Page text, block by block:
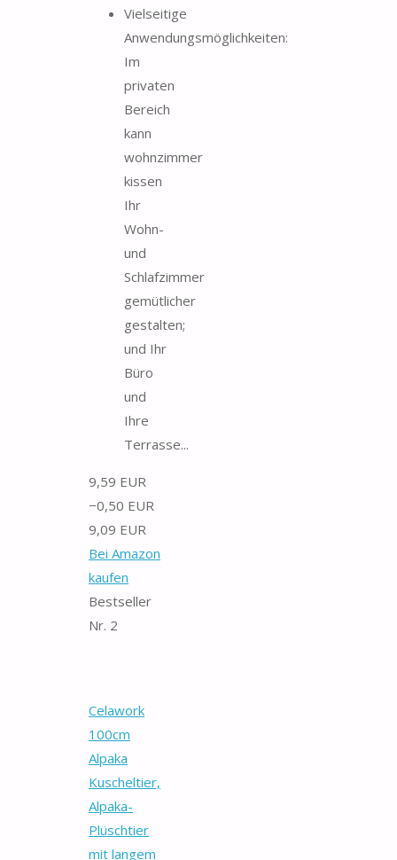
Vielseitige
Anwendungsmöglichkeiten:
Im
privaten
Bereich
kann
wohnzimmer
kissen
Ihr
Wohn-
und
Schlafzimmer
gemütlicher
gestalten;
und Ihr
Büro
und
Ihre
Terrasse...
9,59 EUR
−0,50 EUR
9,09 EUR
Bei Amazon
kaufen
Bestseller
Nr. 2
Celawork
100cm
Alpaka
Kuscheltier,
Alpaka-
Plüschtier
mit langem